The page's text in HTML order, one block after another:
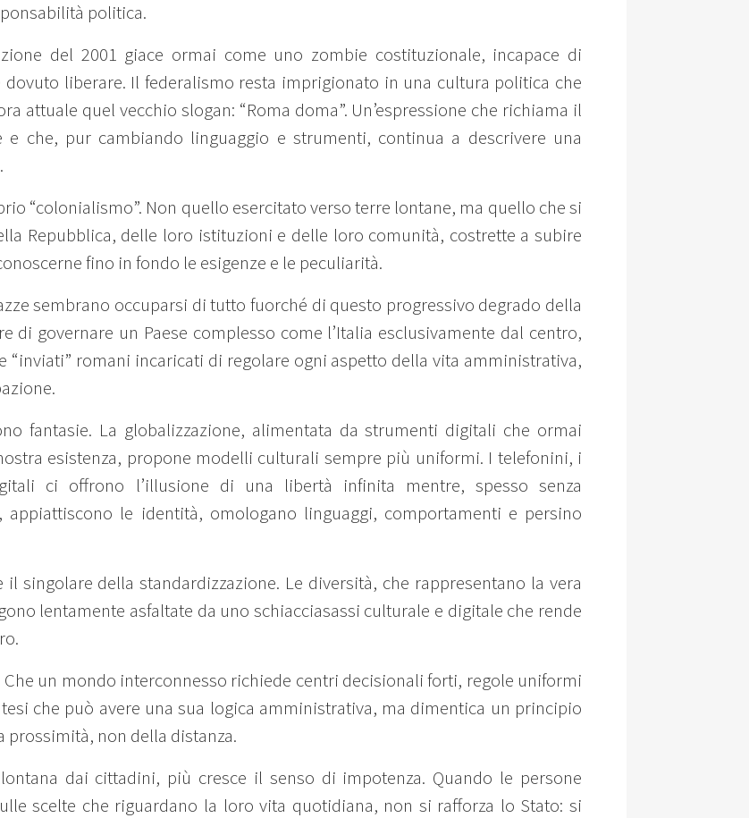
politica.
del 2001 giace ormai come uno zombie costituzionale, incapace di
liberare. Il federalismo resta imprigionato in una cultura politica che
attuale quel vecchio slogan: “Roma doma”. Un’espressione che richiama il
che, pur cambiando linguaggio e strumenti, continua a descrivere una
“colonialismo”. Non quello esercitato verso terre lontane, ma quello che si
Repubblica, delle loro istituzioni e delle loro comunità, costrette a subire
fino in fondo le esigenze e le peculiarità.
sembrano occuparsi di tutto fuorché di questo progressivo degrado della
di governare un Paese complesso come l’Italia esclusivamente dal centro,
“inviati” romani incaricati di regolare ogni aspetto della vita amministrativa,
fantasie. La globalizzazione, alimentata da strumenti digitali che ormai
esistenza, propone modelli culturali sempre più uniformi. I telefonini, i
ci offrono l’illusione di una libertà infinita mentre, spesso senza
appiattiscono le identità, omologano linguaggi, comportamenti e persino
singolare della standardizzazione. Le diversità, che rappresentano la vera
lentamente asfaltate da uno schiacciasassi culturale e digitale che rende
un mondo interconnesso richiede centri decisionali forti, regole uniformi
che può avere una sua logica amministrativa, ma dimentica un principio
prossimità, non della distanza.
dai cittadini, più cresce il senso di impotenza. Quando le persone
scelte che riguardano la loro vita quotidiana, non si rafforza lo Stato: si